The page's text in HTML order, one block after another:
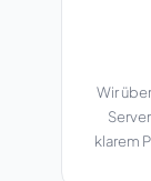
Wir
klarem